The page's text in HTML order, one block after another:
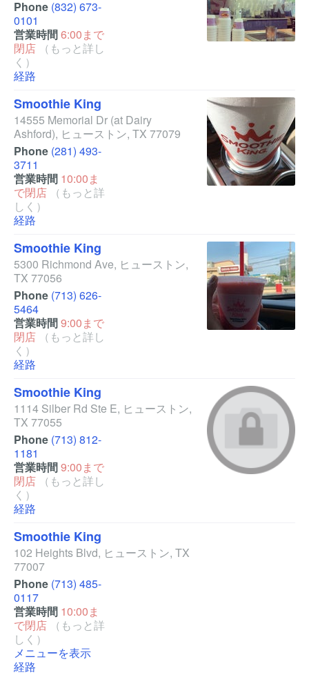
Phone (832) 673-
0101
営業時間6:00まで
閉店
（もっと詳し
く）
経路
Smoothie King
14555 Memorial Dr (at Dairy
Ashford), ヒューストン, TX 77079
Phone (281) 493-
3711
営業時間 10:00ま
で閉店
（もっと詳
しく）
経路
Smoothie King
5300 Richmond Ave, ヒューストン,
TX 77056
Phone (713) 626-
5464
営業時間9:00まで
閉店
（もっと詳し
く）
経路
Smoothie King
1114 Silber Rd Ste E, ヒューストン,
TX 77055
Phone (713) 812-
1181
営業時間9:00まで
閉店
（もっと詳し
く）
経路
Smoothie King
102 Heights Blvd, ヒューストン, TX
77007
Phone (713) 485-
0117
営業時間 10:00ま
で閉店
（もっと詳
しく）
メニューを表示
経路